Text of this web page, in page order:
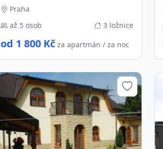
Praha
až 5 osob
3 ložnice
od 1 800 Kč za apartmán / za noc